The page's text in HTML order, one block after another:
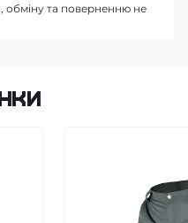
обміну та поверненню не